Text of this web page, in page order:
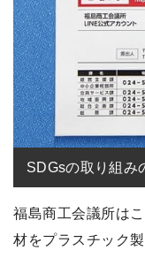
SDGsの取り組み
福島商工会議所はこ
材をプラスチック